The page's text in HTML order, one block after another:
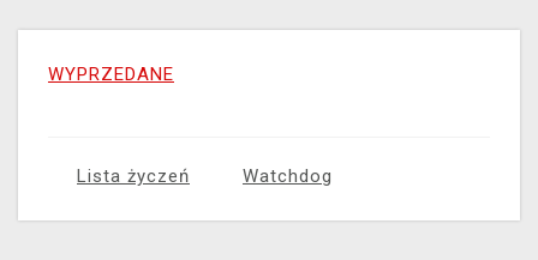
WYPRZEDANE
Lista życzeń Watchdog